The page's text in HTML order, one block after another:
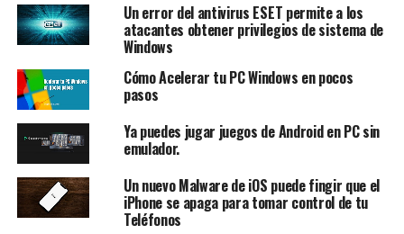
Un error del antivirus ESET permite a los
atacantes obtener privilegios de sistema de
Windows
Cómo Acelerar tu PC Windows en pocos
pasos
Ya puedes jugar juegos de Android en PC sin
emulador.
Un nuevo Malware de iOS puede fingir que el
iPhone se apaga para tomar control de tu
Teléfonos